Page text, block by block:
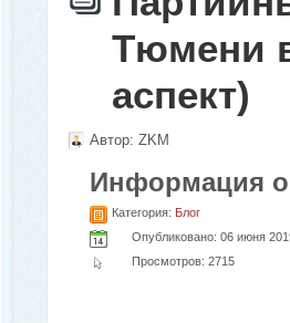
Тюмени
аспект)
Автор: ZKM
Информация о
Категория: Блог
Опубликовано: 06 июня
Просмотров: 2715